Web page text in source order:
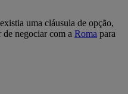
uma cláusula de opção,
de negociar com a Roma para